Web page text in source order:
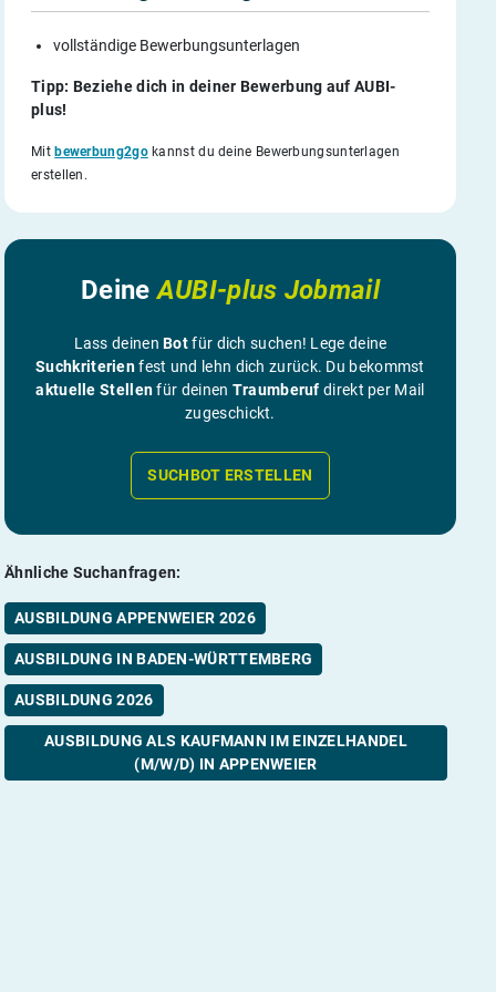
vollständige Bewerbungsunterlagen
Tipp: Beziehe dich in deiner Bewerbung auf AUBI-
plus!
Mitbewerbung2gokannst du deine Bewerbungsunterlagen
erstellen.
DeineAUBI-plus Jobmail
Lass deinenBotfür dich suchen! Lege deine
Suchkriterienfest und lehn dich zurück. Du bekommst
aktuelle Stellenfür deinen Traumberuf direkt per Mail
zugeschickt.
SUCHBOT ERSTELLEN
Ähnliche Suchanfragen:
AUSBILDUNG APPENWEIER 2026
AUSBILDUNG IN BADEN-WÜRTTEMBERG
AUSBILDUNG 2026
AUSBILDUNG ALS KAUFMANN IM EINZELHANDEL
(M/W/D) IN APPENWEIER